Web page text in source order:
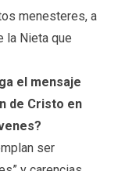
menesteres, a
la Nieta que
el mensaje
de Cristo en
ser